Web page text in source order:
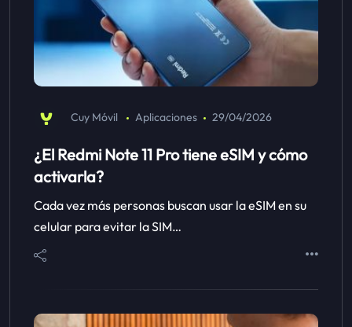
Cuy Móvil Aplicaciones 29/04/2026
¿El Redmi Note 11 Pro tiene eSIM y cómo
activarla?
Cada vez más personas buscan usar la eSIM en su
celular para evitar la SIM…